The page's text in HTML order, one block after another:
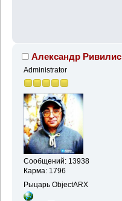
Александр Ривилис
Administrator
Сообщений: 13938
Карма: 1796
Рыцарь ObjectARX